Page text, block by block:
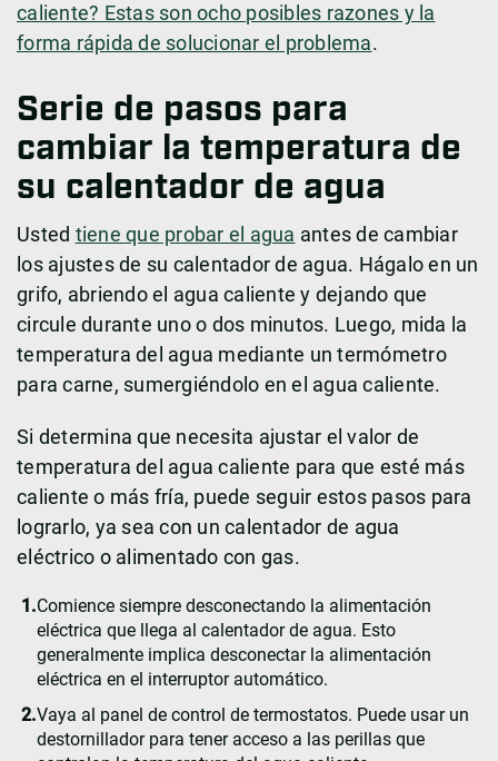
caliente? Estas son ocho posibles razones y la
forma rápida de solucionar el problema.
Serie de pasos para
cambiar la temperatura de
su calentador de agua
Usted tiene que probar el agua antes de cambiar
los ajustes de su calentador de agua. Hágalo en un
grifo, abriendo el agua caliente y dejando que
circule durante uno o dos minutos. Luego, mida la
temperatura del agua mediante un termómetro
para carne, sumergiéndolo en el agua caliente.
Si determina que necesita ajustar el valor de
temperatura del agua caliente para que esté más
caliente o más fría, puede seguir estos pasos para
lograrlo, ya sea con un calentador de agua
eléctrico o alimentado con gas.
Comience siempre desconectando la alimentación
eléctrica que llega al calentador de agua. Esto
generalmente implica desconectar la alimentación
eléctrica en el interruptor automático.
Vaya al panel de control de termostatos. Puede usar un
destornillador para tener acceso a las perillas que